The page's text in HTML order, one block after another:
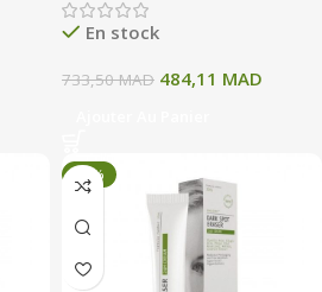
En stock
733,50MAD 484,11 MAD
-34%